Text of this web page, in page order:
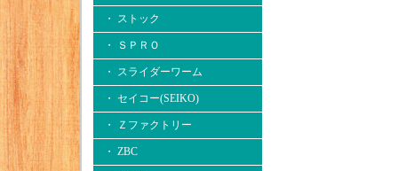
・ ストック
・ ＳＰＲＯ
・ スライダーワーム
・ セイコー(SEIKO)
・ Ｚファクトリー
・ ZBC